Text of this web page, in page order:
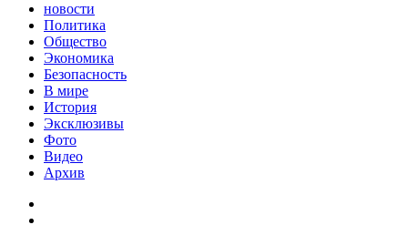
новости
Политика
Общество
Экономика
Безопасность
В мире
История
Эксклюзивы
Фото
Видео
Архив